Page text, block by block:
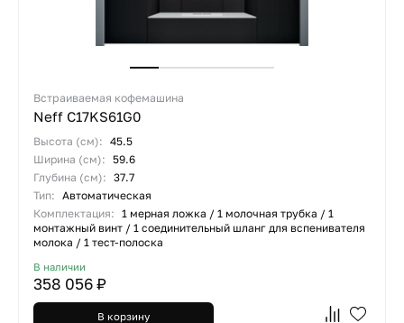
Встраиваемая кофемашина
Neff C17KS61G0
Высота (см): 45.5
Ширина (см): 59.6
Глубина (см): 37.7
Тип: Автоматическая
Комплектация: 1 мерная ложка / 1 молочная трубка / 1
монтажный винт / 1 соединительный шланг для вспенивателя
молока / 1 тест-полоска
В наличии
358 056 ₽
В корзину